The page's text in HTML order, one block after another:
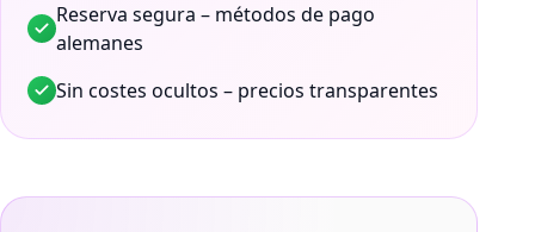
Reserva segura – métodos de pago
alemanes
Sin costes ocultos – precios transparentes